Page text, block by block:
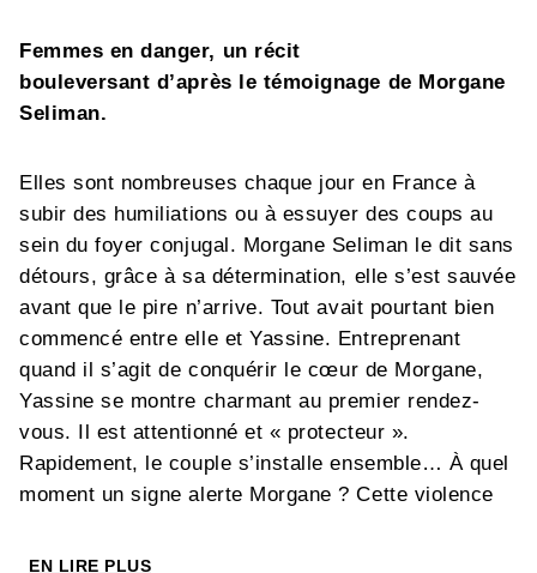
Femmes en danger, un récit
bouleversant d’après le témoignage de Morgane
Seliman.
Elles sont nombreuses chaque jour en France à
subir des humiliations ou à essuyer des coups au
sein du foyer conjugal. Morgane Seliman le dit sans
détours, grâce à sa détermination, elle s’est sauvée
avant que le pire n’arrive. Tout avait pourtant bien
commencé entre elle et Yassine. Entreprenant
quand il s’agit de conquérir le cœur de Morgane,
Yassine se montre charmant au premier rendez-
vous. Il est attentionné et « protecteur ».
Rapidement, le couple s’installe ensemble… À quel
moment un signe alerte Morgane ? Cette violence
regard ? Quand le premier coup part, il est déjà trop
EN LIRE PLUS